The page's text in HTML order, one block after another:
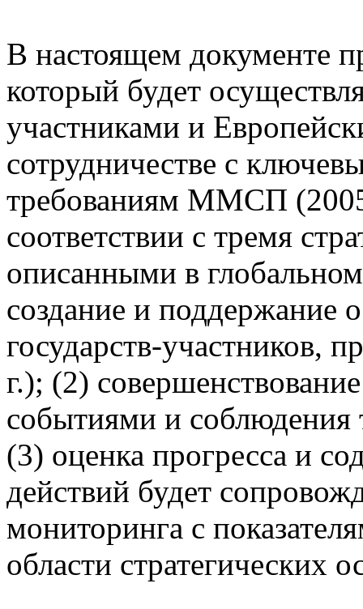
В настоящем документе
который будет
участниками и
сотрудничестве с
требованиям ММСП
соответствии с тремя
описанными в
создание и поддержание
государств-
г.); (2)
событиями и
(3) оценка прогресса и
действий будет
мониторинга с
области стратегических